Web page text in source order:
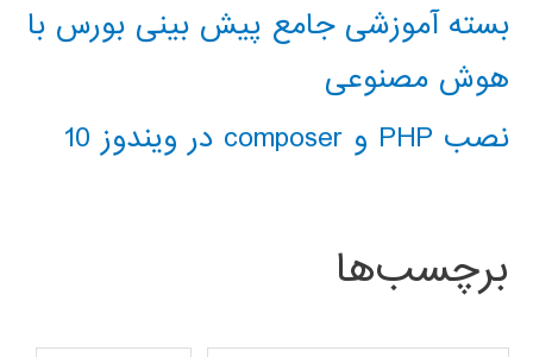
بسته آموزشی جامع پیش بینی بورس با
هوش مصنوعی
نصب PHP و composer در ویندوز 10
برچسب‌ها